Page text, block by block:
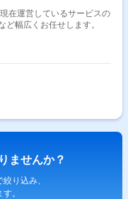
在運営しているサービスの
幅広くお任せします。
ませんか？
り込み、
。